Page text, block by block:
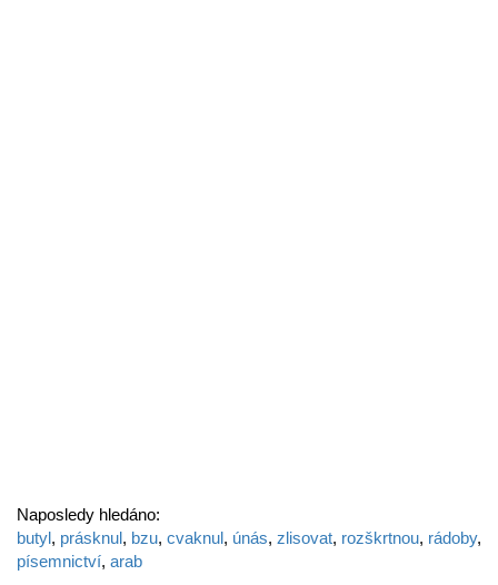
Naposledy hledáno:
butyl, prásknul, bzu, cvaknul, únás, zlisovat, rozškrtnou, rádoby,
písemnictví, arab